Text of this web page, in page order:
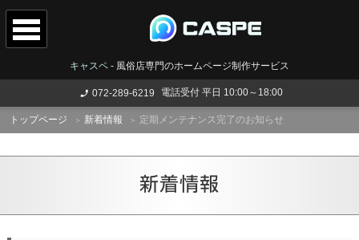
キャスペ - 風俗店専門のホームページ制作サービス
072-289-6219 電話受付 平日 10:00～18:00
トップページ 新着情報 定期メンテナンス完了のお知らせ
新着情報